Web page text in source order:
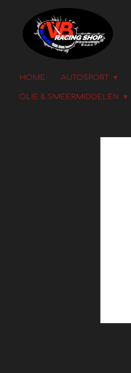
direct
hoofdinhoud
HOME AUTOSPORT
OLIE & SMEERMIDDELEN